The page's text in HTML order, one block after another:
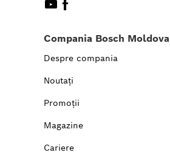
Compania Bosch Moldova
Despre compania
Noutați
Promoții
Magazine
Cariere